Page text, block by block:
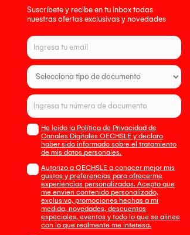
Suscríbete y recibe en tu inbox todas
nuestras ofertas exclusivas y novedades
He leído la Política de Privacidad de
Canales Digitales OECHSLE y declaro
haber sido informado sobre el tratamiento
de mis datos personales.
Autorizo a OECHSLE a conocer mejor mis
gustos y preferencias para ofrecerme
experiencias personalizadas. Acepto que
me envien contenido personalizado,
exclusivo, promociones hechas a mi
medida, novedades, descuentos
especiales, eventos y todo lo que se alinee
con lo que realmente me interesa.